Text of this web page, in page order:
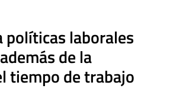
políticas laborales
de la
tiempo de trabajo